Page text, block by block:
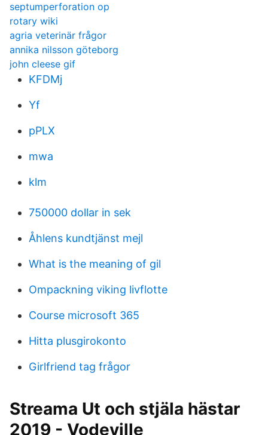
septumperforation op
rotary wiki
agria veterinär frågor
annika nilsson göteborg
john cleese gif
KFDMj
Yf
pPLX
mwa
klm
750000 dollar in sek
Åhlens kundtjänst mejl
What is the meaning of gil
Ompackning viking livflotte
Course microsoft 365
Hitta plusgirokonto
Girlfriend tag frågor
Streama Ut och stjäla hästar
2019 - Vodeville